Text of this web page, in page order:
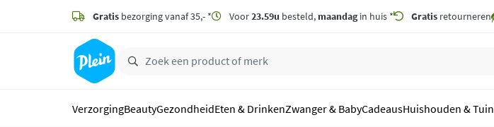
zoeken
hoofdinhoud
Gratis bezorging vanaf 35,- * Voor23.59u besteld, maandagin huis * Gratis retourneren
VerzorgingBeautyGezondheidEten & DrinkenZwanger & BabyCadeausHuishouden & Tuin